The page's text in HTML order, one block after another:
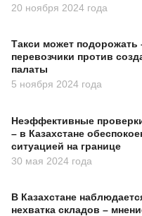
20 ноября 2024 года
Такси может подорожать
перевозчики против
палаты
5 ноября 2024 года
Неэффективные
– в Казахстане
ситуацией на границе
30 мая 2024 года
В Казахстане
нехватка складов –